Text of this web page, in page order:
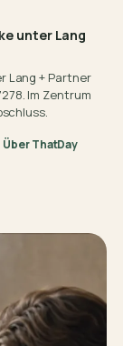
unter Lang
Lang + Partner
Im Zentrum
Über ThatDay